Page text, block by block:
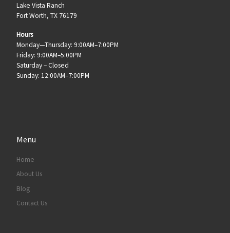
Lake Vista Ranch
Fort Worth, TX 76179
Hours
Monday—Thursday: 9:00AM–7:00PM
Friday: 9:00AM–5:00PM
Saturday – Closed
Sunday: 12:00AM–7:00PM
Menu
Home
About Us
Blog
Contact Us